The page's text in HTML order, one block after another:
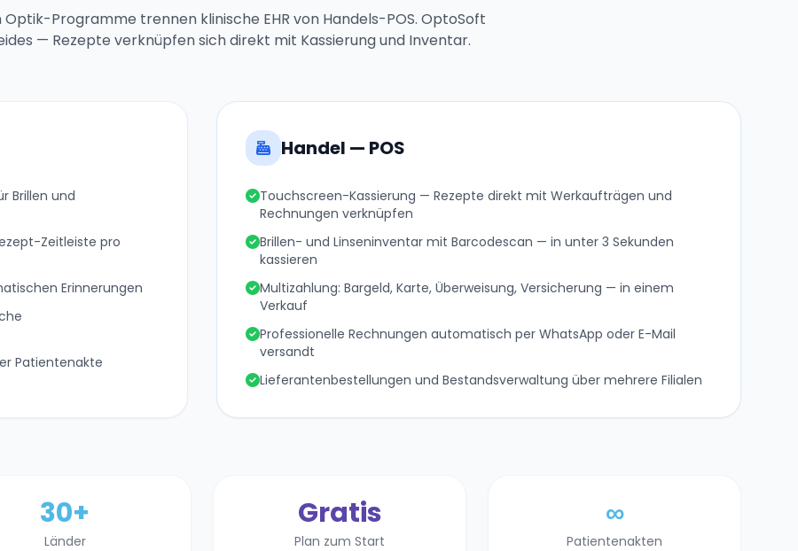
Optik-Programme trennen klinische EHR von Handels-POS. OptoSoft
— Rezepte verknüpfen sich direkt mit Kassierung und Inventar.
Brillen und
Zeitleiste pro
Erinnerungen
Patientenakte
Handel — POS
Touchscreen-Kassierung — Rezepte direkt mit Werkaufträgen und
Rechnungen verknüpfen
Brillen- und Linseninventar mit Barcodescan — in unter 3 Sekunden
kassieren
Multizahlung: Bargeld, Karte, Überweisung, Versicherung — in einem
Verkauf
Professionelle Rechnungen automatisch per WhatsApp oder E-Mail
versandt
Lieferantenbestellungen und Bestandsverwaltung über mehrere Filialen
30+
Länder
Gratis
Plan zum Start
∞
Patientenakten